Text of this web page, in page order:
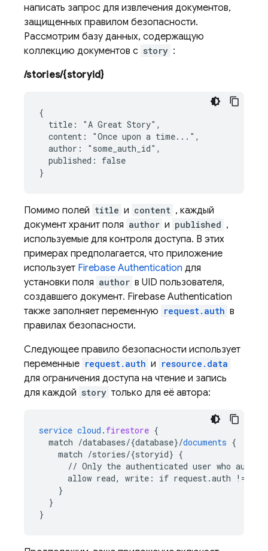
написать запрос для извлечения документов,
защищенных правилом безопасности.
Рассмотрим базу данных, содержащую
коллекцию документов с story :
/stories/{storyid}
{
  title: "A Great Story",
  content: "Once upon a time...",
  author: "some_auth_id",
  published: false
Помимо полей title и content , каждый
документ хранит поля author и published ,
используемые для контроля доступа. В этих
примерах предполагается, что приложение
использует Firebase Authentication для
установки поля author в UID пользователя,
создавшего документ. Firebase Authentication
также заполняет переменную request.auth в
правилах безопасности.
Следующее правило безопасности использует
переменные request.auth и resource.data
для ограничения доступа на чтение и запись
для каждой story только для её автора:
service cloud . firestore {
match /databases/{database}/documents {
match /stories/{storyid} {
// Only the authenticated user who
allow read, write : if request.auth !=
}
}
}